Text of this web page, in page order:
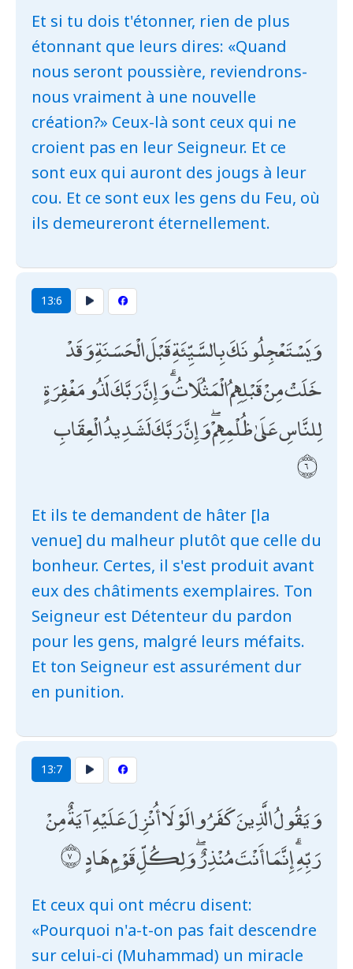
Et si tu dois t'étonner, rien de plus
étonnant que leurs dires: «Quand
nous seront poussière, reviendrons-
nous vraiment à une nouvelle
création?» Ceux-là sont ceux qui ne
croient pas en leur Seigneur. Et ce
sont eux qui auront des jougs à leur
cou. Et ce sont eux les gens du Feu, où
ils demeureront éternellement.
13:6
وَيَسْتَعْجِلُونَكَ بِالسَّيِّئَةِ قَبْلَ الْحَسَنَةِ وَقَدْ
خَلَتْ مِنْ قَبْلِهِمُ الْمَثُلَاتُ ۗ وَإِنَّ رَبَّكَ لَذُو مَغْفِرَةٍ
لِلنَّاسِ عَلَىٰ ظُلْمِهِمْ ۖ وَإِنَّ رَبَّكَ لَشَدِيدُ الْعِقَابِ
Et ils te demandent de hâter [la
venue] du malheur plutôt que celle du
bonheur. Certes, il s'est produit avant
eux des châtiments exemplaires. Ton
Seigneur est Détenteur du pardon
pour les gens, malgré leurs méfaits.
Et ton Seigneur est assurément dur
en punition.
13:7
وَيَقُولُ الَّذِينَ كَفَرُوا لَوْلَا أُنْزِلَ عَلَيْهِ آيَةٌ مِنْ
رَبِّهِ ۗ إِنَّمَا أَنْتَ مُنْذِرٌ ۖ وَلِكُلِّ قَوْمٍ هَادٍ
Et ceux qui ont mécru disent:
«Pourquoi n'a-t-on pas fait descendre
sur celui-ci (Muhammad) un miracle